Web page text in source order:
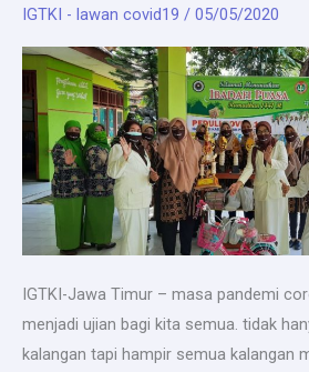
covid-
19
IGTKI - lawan covid19 / 05/05/2020
IGTKI-Jawa Timur – masa pandemi
menjadi ujian bagi kita semua. tidak
kalangan tapi hampir semua kalangan